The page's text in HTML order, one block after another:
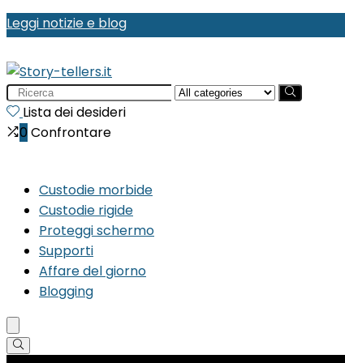
Leggi notizie e blog
Search
for:Lista dei desideri
0 Confrontare
Custodie morbide
Custodie rigide
Proteggi schermo
Supporti
Affare del giorno
Blogging